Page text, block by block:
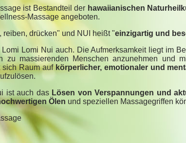
ist Bestandteil der hawaiianischen
Massage angeboten.
reiben, drücken" und NUI heißt "einzigartig und
Lomi Nui auch. Die Aufmerksamkeit liegt im
zu massierenden Menschen anzunehmen und
sich Raum auf körperlicher, emotionaler und
ist auch das Lösen von Verspannungen und
Ölen und speziellen Massagegriffen